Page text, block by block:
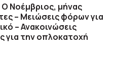
Νοέμβριος, μήνας
– Μειώσεις φόρων για
– Ανακοινώσεις
για την οπλοκατοχή